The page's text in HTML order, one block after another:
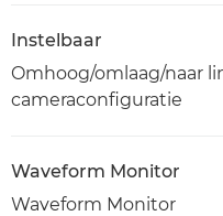
Instelbaar
Omhoog/omlaag/naar
cameraconfiguratie
Waveform Monitor
Waveform Monitor